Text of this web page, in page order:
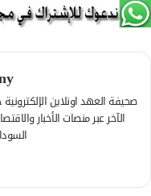
صحيفة العهد اونلاين
الآخر عبر منصات الأخبار